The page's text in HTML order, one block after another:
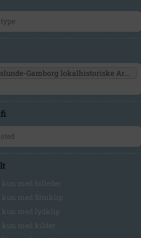
Gamborg lokalhistoriske Arkiv
kun med billeder
kun med filmklip
kun med lydklip
kun med kilder